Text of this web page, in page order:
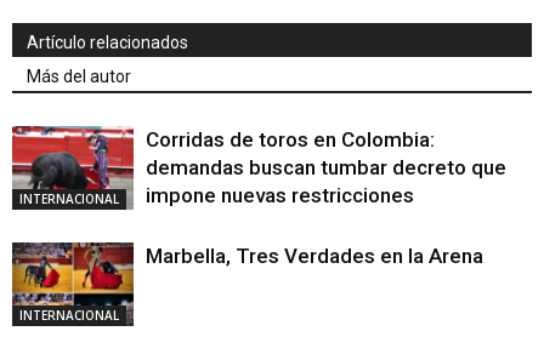
Artículo relacionados
Más del autor
INTERNACIONAL
Corridas de toros en Colombia:
demandas buscan tumbar decreto que
impone nuevas restricciones
INTERNACIONAL
Marbella, Tres Verdades en la Arena